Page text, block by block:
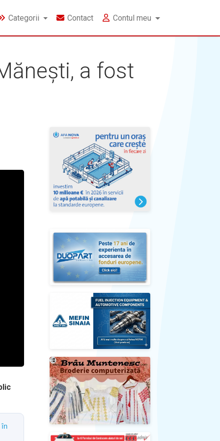
Categorii Contact Contul meu
a fost
în